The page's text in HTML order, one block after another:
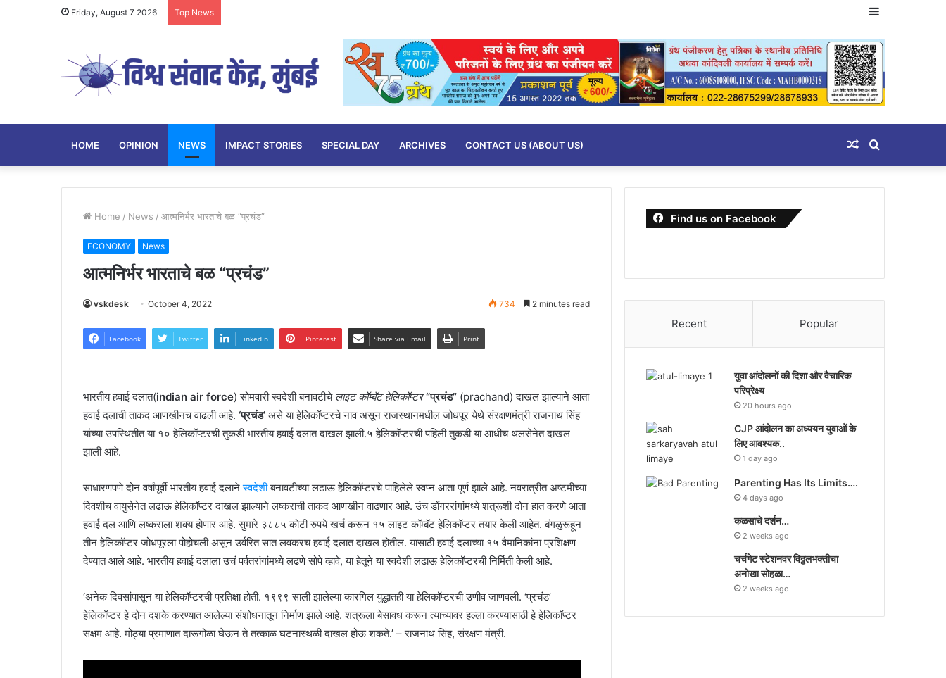
Friday, August 7 2026 Top News Sidebar
HOME OPINION NEWS IMPACT STORIES SPECIAL DAY ARCHIVES CONTACT US (ABOUT US) Search
for
Random
Article
Home / News / आत्मनिर्भर भारताचे बळ “प्रचंड”
ECONOMY News
आत्मनिर्भर भारताचे बळ “प्रचंड”
vskdesk October 4, 2022 734 2 minutes read
Facebook Twitter LinkedIn Pinterest Share via Email Print
भारतीय हवाई दलात(indian air force) सोमवारी स्वदेशी बनावटीचे लाइट कॉम्बॅट हेलिकॉप्टर “प्रचंड” (prachand) दाखल झाल्याने आता
हवाई दलाची ताकद आणखीनच वाढली आहे. ‘प्रचंड’ असे या हेलिकॉप्टरचे नाव असून राजस्थानमधील जोधपूर येथे संरक्षणमंत्री राजनाथ सिंह
यांच्या उपस्थितीत या १० हेलिकॉप्टरची तुकडी भारतीय हवाई दलात दाखल झाली.५ हेलिकॉप्टरची पहिली तुकडी या आधीच थलसेनेत दाखल
झाली आहे.
साधारणपणे दोन वर्षांपूर्वी भारतीय हवाई दलानेस्वदेशीबनावटीच्या लढाऊ हेलिकॉप्टरचे पाहिलेले स्वप्न आता पूर्ण झाले आहे. नवरात्रीत अष्टमीच्या
दिवशीच वायुसेनेत लढाऊ हेलिकॉप्टर दाखल झाल्याने लष्कराची ताकद आणखीन वाढणार आहे. उंच डोंगररांगांमध्ये शत्रूशी दोन हात करणे आता
हवाई दल आणि लष्कराला शक्य होणार आहे. सुमारे ३८८५ कोटी रुपये खर्च करून १५ लाइट कॉम्बॅट हेलिकॉप्टर तयार केली आहेत. बंगळुरूहून
तीन हेलिकॉप्टर जोधपूरला पोहोचली असून उर्वरित सात लवकरच हवाई दलात दाखल होतील. यासाठी हवाई दलाच्या १५ वैमानिकांना प्रशिक्षण
देण्यात आले आहे. भारतीय हवाई दलाला उचं पर्वतरांगांमध्ये लढणे सोपे व्हावे, या हेतूने या स्वदेशी लढाऊ हेलिकॉप्टरची निर्मिती केली आहे.
‘अनेक दिवसांपासून या हेलिकॉप्टरची प्रतिक्षा होती. १९९९ साली झालेल्या कारगिल युद्धातही या हेलिकॉप्टरची उणीव जाणवली. ‘प्रचंड’
हेलिकॉप्टर हे दोन दशके करण्यात आलेल्या संशोधनातून निर्माण झाले आहे. शत्रूला बेसावध करून त्याच्यावर हल्ला करण्यासाठी हे हेलिकॉप्टर
सक्षम आहे. मोठ्या प्रमाणात दारूगोळा घेऊन ते तत्काळ घटनास्थळी दाखल होऊ शकते.’ – राजनाथ सिंह, संरक्षण मंत्री.
Find us on Facebook
Recent Popular
युवा आंदोलनों की दिशा और वैचारिक
परिप्रेक्ष्य
20 hours ago
CJP आंदोलन का अध्ययन युवाओं के
लिए आवश्यक..
1 day ago
Parenting Has Its Limits….
4 days ago
कळसाचे दर्शन…
2 weeks ago
चर्चगेट स्टेशनवर विठ्ठलभक्तीचा
अनोखा सोहळा…
2 weeks ago